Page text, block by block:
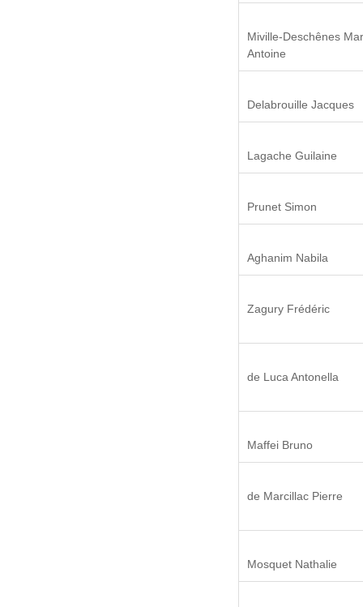
Miville-Deschênes
Antoine
Delabrouille Jacques
Lagache Guilaine
Prunet Simon
Aghanim Nabila
Zagury Frédéric
de Luca Antonella
Maffei Bruno
de Marcillac Pierre
Mosquet Nathalie